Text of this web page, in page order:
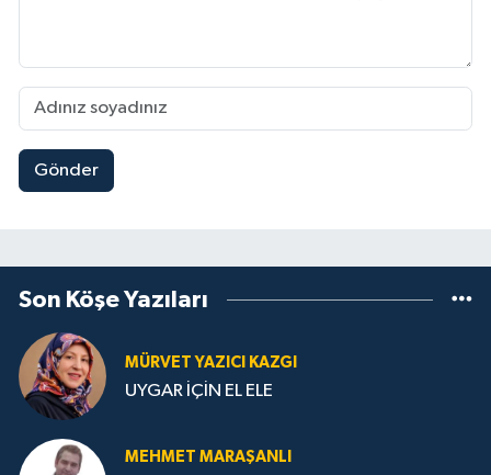
Gönder
Son Köşe Yazıları
MÜRVET YAZICI KAZGI
UYGAR İÇİN EL ELE
MEHMET MARAŞANLI